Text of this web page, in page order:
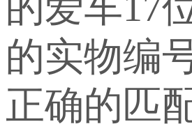
的实物编
正确的匹